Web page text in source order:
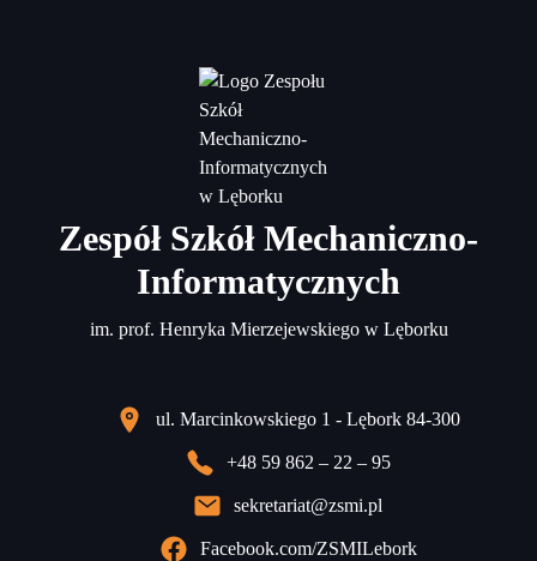
Zespół Szkół Mechaniczno-
Informatycznych
im. prof. Henryka Mierzejewskiego w Lęborku
ul. Marcinkowskiego 1 - Lębork 84-300
+48 59 862 – 22 – 95
sekretariat@zsmi.pl
Facebook.com/ZSMILebork